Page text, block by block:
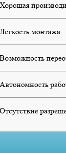
Хорошая
Легкость монтажа
Возможность
Автономность
Отсутствие